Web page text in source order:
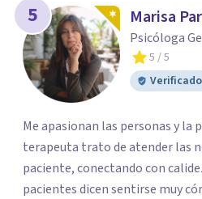
5 Marisa
Psicóloga
5 / 5
Verificado
Me apasionan las personas y la
terapeuta trato de atender las
paciente, conectando con
pacientes dicen sentirse muy